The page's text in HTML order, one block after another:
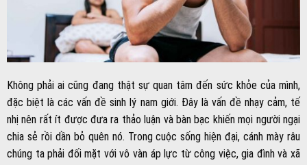
Không phải ai cũng đang thật sự quan tâm đến sức khỏe của mình,
đặc biệt là các vấn đề sinh lý nam giới. Đây là vấn đề nhạy cảm, tế
nhị nên rất ít được đưa ra thảo luận và bàn bạc khiến mọi người ngại
chia sẻ rồi dần bỏ quên nó. Trong cuộc sống hiện đại, cánh mày râu
chúng ta phải đối mặt với vô vàn áp lực từ công việc, gia đình và xã